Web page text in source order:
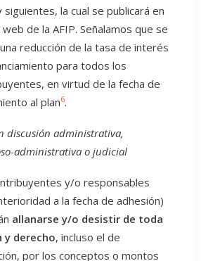
siguientes, la cual se publicará en
de la AFIP. Señalamos que se
reducción de la tasa de interés
para todos los
en virtud de la fecha de
al plan6.
discusión administrativa,
administrativa o judicial
y/o responsables
a la fecha de adhesión)
allanarse y/o desistir de toda
y derecho, incluso el de
por los conceptos o montos